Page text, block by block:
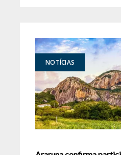
NOTÍCIAS